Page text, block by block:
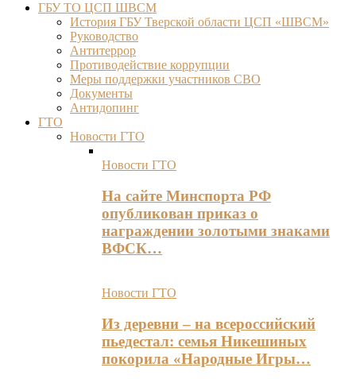
ГБУ ТО ЦСП ШВСМ
История ГБУ Тверской области ЦСП «ШВСМ»
Руководство
Антитеррор
Противодействие коррупции
Меры поддержки участников СВО
Документы
Антидопинг
ГТО
Новости ГТО
Новости ГТО
На сайте Минспорта РФ
опубликован приказ о
награждении золотыми знаками
ВФСК…
Новости ГТО
Из деревни – на всероссийский
пьедестал: семья Никешиных
покорила «Народные Игры…